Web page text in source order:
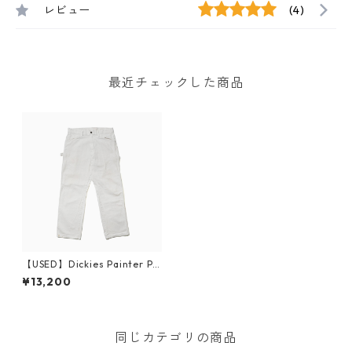
レビュー (4)
最近チェックした商品
【USED】Dickies Painter Pa
nts W34 L30
¥13,200
同じカテゴリの商品